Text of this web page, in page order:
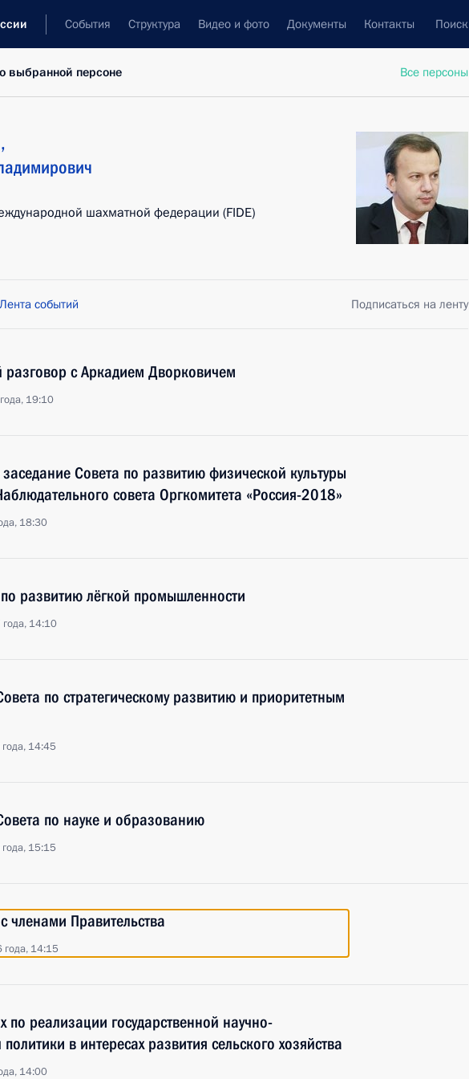
События Структура Видео и фото Документы Контакты Поиск
Все персоны
выбранной персоне
,
шахматной федерации (FIDE)
Лента событий Подписаться на ленту
с Аркадием Дворковичем
19:10
Совета по развитию физической культуры
совета Оргкомитета «Россия-2018»
18:30
развитию лёгкой промышленности
года, 14:10
по стратегическому развитию и приоритетным
14:45
по науке и образованию
15:15
членами Правительства
года, 14:15
по реализации государственной научно-
политики в интересах развития сельского хозяйства
14:00